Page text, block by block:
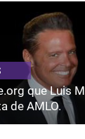
que Luis
de AMLO.